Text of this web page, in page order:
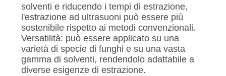
solventi e riducendo i tempi di estrazione,
l'estrazione ad ultrasuoni può essere più
sostenibile rispetto ai metodi convenzionali.
Versatilità: può essere applicato su una
varietà di specie di funghi e su una vasta
gamma di solventi, rendendolo adattabile a
diverse esigenze di estrazione.